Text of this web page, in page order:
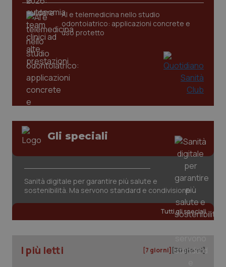
AI e telemedicina nello studio
odontoiatrico: applicazioni concrete e
uso protetto
Gli speciali
Sanità digitale per garantire più salute e
sostenibilità. Ma servono standard e condivisione
Tutti gli speciali
I più letti [7 giorni] [30 giorni]
tracking-sites-ironfish-
tracking-enable
www.quotidianosanita.it
tracking-sites-ironfish-
session-id
_ga
Google LLC